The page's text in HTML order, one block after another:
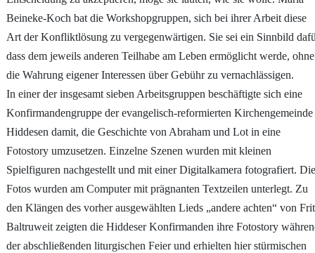
Beineke-Koch bat die Workshopgruppen, sich bei ihrer Arbeit diese
Art der Konfliktlösung zu vergegenwärtigen. Sie sei ein Sinnbild
dass dem jeweils anderen Teilhabe am Leben ermöglicht werde, ohne
die Wahrung eigener Interessen über Gebühr zu vernachlässigen.
In einer der insgesamt sieben Arbeitsgruppen beschäftigte sich eine
Konfirmandengruppe der evangelisch-reformierten Kirchengemeinde
Hiddesen damit, die Geschichte von Abraham und Lot in eine
Fotostory umzusetzen. Einzelne Szenen wurden mit kleinen
Spielfiguren nachgestellt und mit einer Digitalkamera fotografiert. Die
Fotos wurden am Computer mit prägnanten Textzeilen unterlegt. Zu
den Klängen des vorher ausgewählten Lieds „andere achten“ von
Baltruweit zeigten die Hiddeser Konfirmanden ihre Fotostory
der abschließenden liturgischen Feier und erhielten hier stürmischen